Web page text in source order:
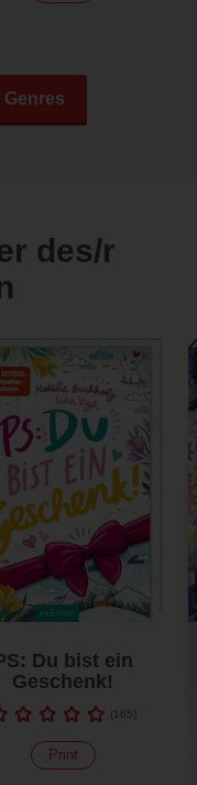
des/r
Du bist ein
Geschenk!
(165 )
Print